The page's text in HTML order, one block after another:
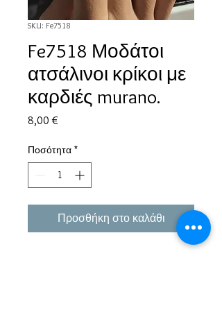
SKU: Fe7518
Fe7518 Μοδάτοι
ατσάλινοι κρίκοι με
καρδιές murano.
8,00 €
Ποσότητα *
Προσθήκη στο καλάθι